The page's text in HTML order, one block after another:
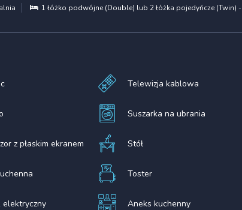
1 łóżko podwójne (Double) lub 2 łóżka pojedyńcze (Twin) -
Telewizja kablowa
Suszarka na ubrania
z płaskim ekranem Stół
Toster
elektryczny Aneks kuchenny